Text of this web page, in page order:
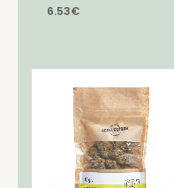
6.53€